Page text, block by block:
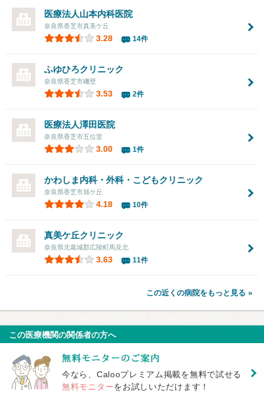
医療法人山本内科医院
奈良県香芝市真美ケ丘
3.28 14件
ふゆひろクリニック
奈良県香芝市磯壁
3.53 2件
医療法人澤田医院
奈良県香芝市五位堂
3.00 1件
かわしま内科・外科・こどもクリニック
奈良県香芝市旭ケ丘
4.18 10件
真美ケ丘クリニック
奈良県北葛城郡広陵町馬見北
3.63 11件
この近くの病院をもっと見る »
この医療機関の関係者の方へ
今なら、Calooプレミアム掲載を無料で試せる
無料モニターをお試しいただけます！